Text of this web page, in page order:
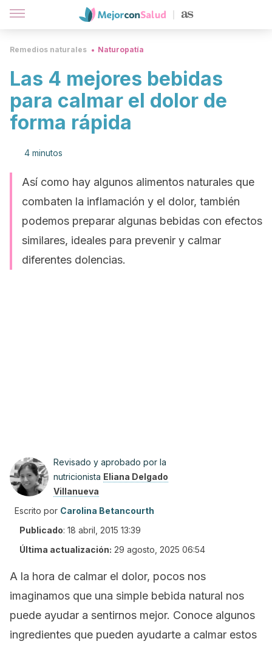
Remedios naturales Naturopatía
Las 4 mejores bebidas
para calmar el dolor de
forma rápida
4 minutos
Así como hay algunos alimentos naturales que
combaten la inflamación y el dolor, también
podemos preparar algunas bebidas con efectos
similares, ideales para prevenir y calmar
diferentes dolencias.
Revisado y aprobado por la
nutricionista Eliana Delgado
Villanueva
Escrito por Carolina Betancourth
Publicado: 18 abril, 2015 13:39
Última actualización: 29 agosto, 2025 06:54
A la hora de calmar el dolor, pocos nos
imaginamos que una simple bebida natural nos
puede ayudar a sentirnos mejor. Conoce algunos
ingredientes que pueden ayudarte a calmar estos